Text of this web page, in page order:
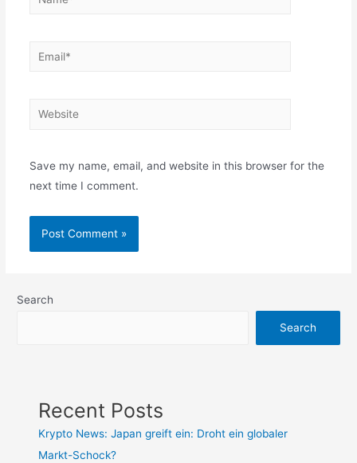
Email*
Website
Save my name, email, and website in this browser for the
next time I comment.
Search
Search
Recent Posts
Krypto News: Japan greift ein: Droht ein globaler
Markt-Schock?